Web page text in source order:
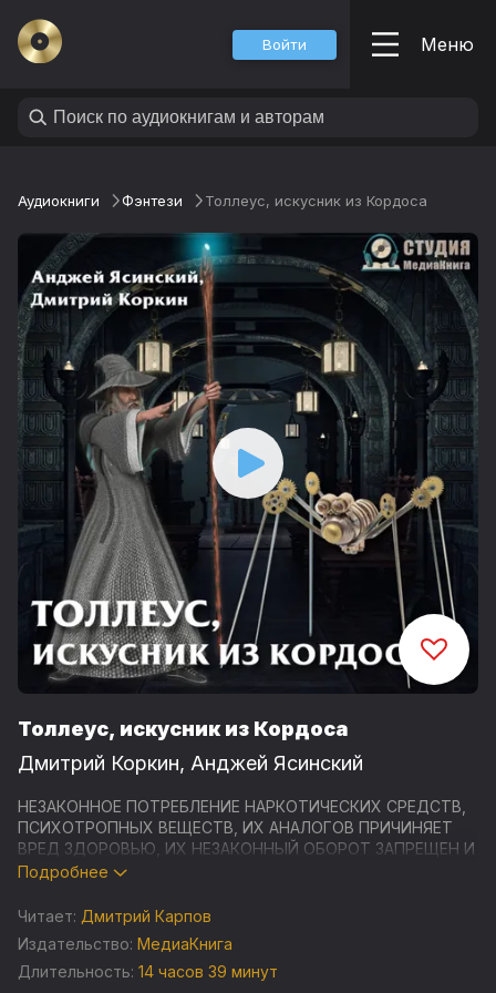
Войти Меню
Аудиокниги Фэнтези Толлеус, искусник из Кордоса
Толлеус, искусник из Кордоса
Дмитрий Коркин, Анджей Ясинский
НЕЗАКОННОЕ ПОТРЕБЛЕНИЕ НАРКОТИЧЕСКИХ СРЕДСТВ,
ПСИХОТРОПНЫХ ВЕЩЕСТВ, ИХ АНАЛОГОВ ПРИЧИНЯЕТ
ВРЕД ЗДОРОВЬЮ, ИХ НЕЗАКОННЫЙ ОБОРОТ ЗАПРЕЩЕН И
ВЛЕЧЕТ УСТАНОВЛЕННУЮ ЗАКОНОДАТЕЛЬСТВОМ
Земля и Лунгрия – два мира. Однако информация нередко
просачивается через астрал, а иногда даже случаются
пробои, позволяющие живому существу преодолеть
Подробнее
Читает: Дмитрий Карпов
Издательство: МедиаКнига
Длительность: 14 часов 39 минут